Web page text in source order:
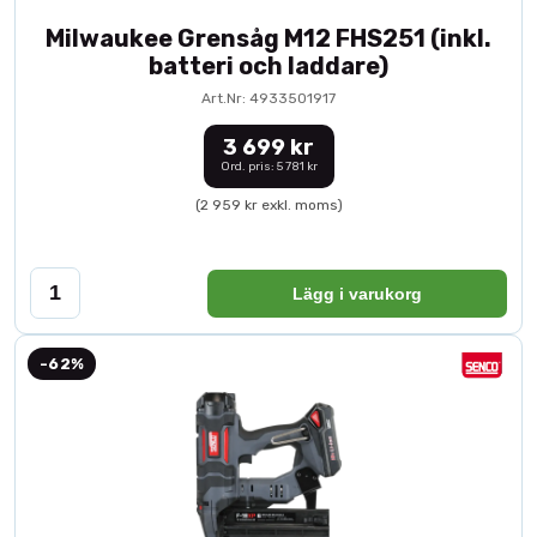
Milwaukee Grensåg M12 FHS251 (inkl.
batteri och laddare)
Art.Nr: 4933501917
3 699 kr
Ord. pris: 5 781 kr
(2 959 kr exkl. moms)
Lägg i varukorg
-62%